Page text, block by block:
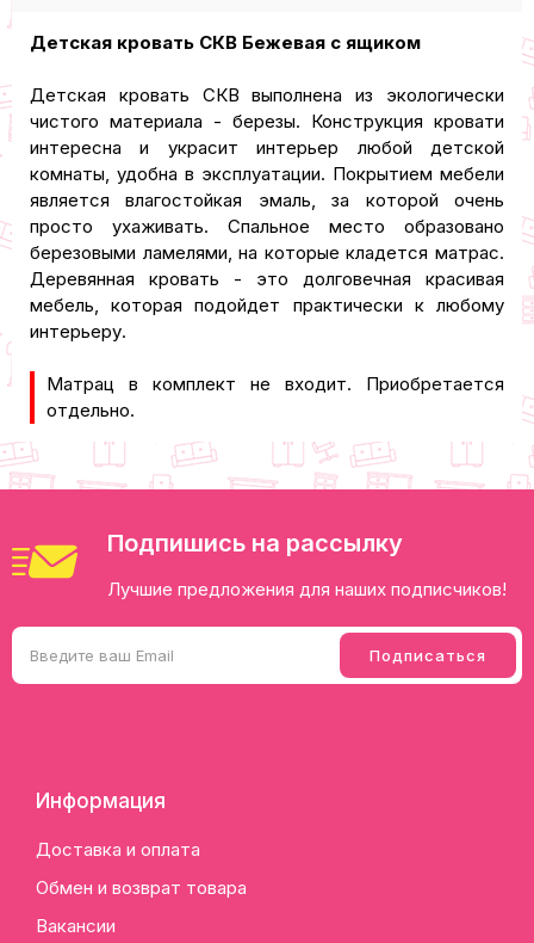
Детская кровать СКВ Бежевая с ящиком
Детская кровать СКВ выполнена из экологически
чистого материала - березы. Конструкция кровати
интересна и украсит интерьер любой детской
комнаты, удобна в эксплуатации. Покрытием мебели
является влагостойкая эмаль, за которой очень
просто ухаживать. Спальное место образовано
березовыми ламелями, на которые кладется матрас.
Деревянная кровать - это долговечная красивая
мебель, которая подойдет практически к любому
интерьеру.
Матрац в комплект не входит. Приобретается
отдельно.
Подпишись на рассылку
Лучшие предложения для наших подписчиков!
Информация
Доставка и оплата
Обмен и возврат товара
Вакансии